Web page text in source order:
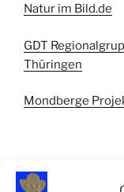
Natur im Bild.de
GDT
Thüringen
Mondberge